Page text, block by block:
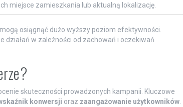
miejsce zamieszkania lub aktualną lokalizację.
osiągnąć dużo wyższy poziom efektywności.
działań w zależności od zachowań i oczekiwań
skuteczności prowadzonych kampanii. Kluczowe
konwersji oraz zaangażowanie użytkowników.